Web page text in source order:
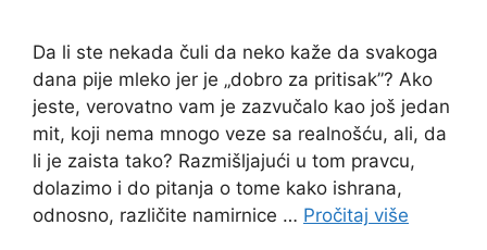
Da li ste nekada čuli da neko kaže da svakoga
dana pije mleko jer je „dobro za pritisak”? Ako
jeste, verovatno vam je zazvučalo kao još jedan
mit, koji nema mnogo veze sa realnošću, ali, da
li je zaista tako? Razmišljajući u tom pravcu,
dolazimo i do pitanja o tome kako ishrana,
odnosno, različite namirnice … Pročitaj više